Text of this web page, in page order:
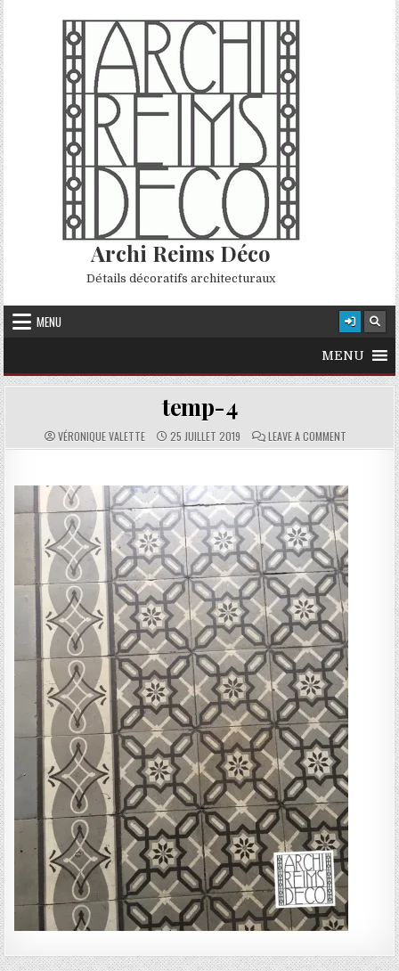
Skip to content
Archi Reims Déco
Détails décoratifs architecturaux
MENU
MENU
temp-4
AUTHOR:
VÉRONIQUE VALETTE PUBLISHED DATE:
25 JUILLET 2019 COMMENTS:
LEAVE A COMMENTON TEMP-4